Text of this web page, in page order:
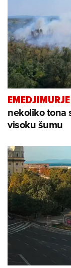
EMEDJIMURJE
nekoliko tona
visoku šumu